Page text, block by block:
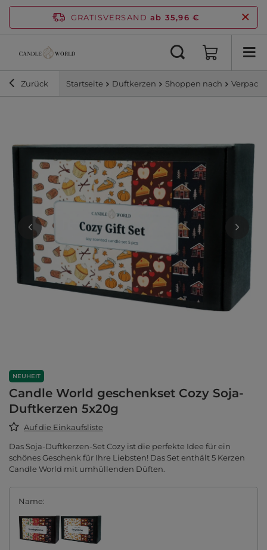
GRATISVERSAND ab 35,96 €
Zurück Startseite Duftkerzen Shoppen nach
NEUHEIT
Candle World geschenkset Cozy Soja-
Duftkerzen 5x20g
Auf die Einkaufsliste
Das Soja-Duftkerzen-Set Cozy ist die perfekte Idee für ein
schönes Geschenk für Ihre Liebsten! Das Set enthält 5 Kerzen
Candle World mit umhüllenden Düften.
Name